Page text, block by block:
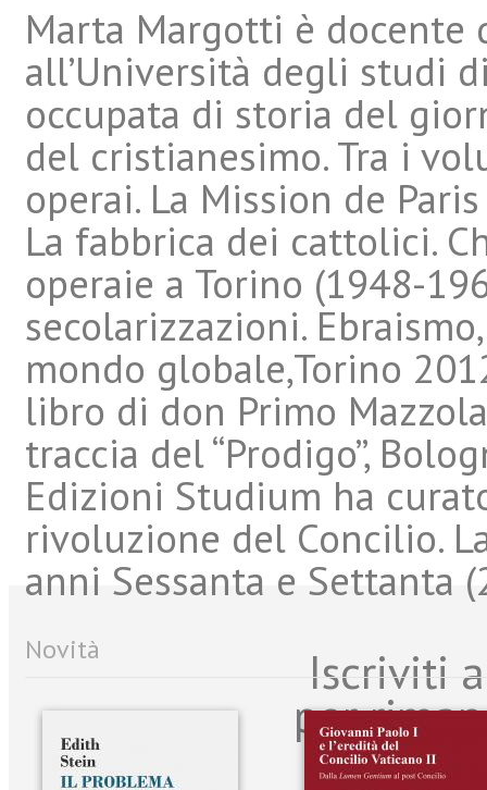
Marta Margotti è docente
all’Università degli studi
occupata di storia del
del cristianesimo. Tra i
operai. La Mission de
La fabbrica dei cattolici.
operaie a Torino (1948-
secolarizzazioni.
mondo globale,Torino
libro di don Primo
traccia del “Prodigo”,
Edizioni Studium ha
rivoluzione del Concilio.
anni Sessanta e Settanta
Novità Iscriviti
per
sulle